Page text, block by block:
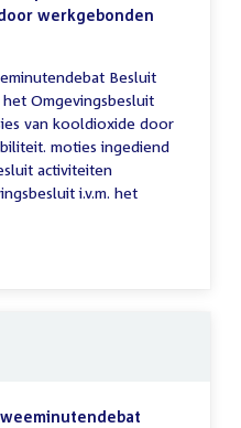
werkgebonden
Besluit
Omgevingsbesluit
van kooldioxide door
moties ingediend
activiteiten
i.v.m. het